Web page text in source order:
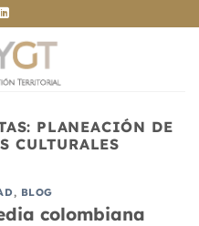
PLANEACIÓN DE
CULTURALES
, BLOG
colombiana